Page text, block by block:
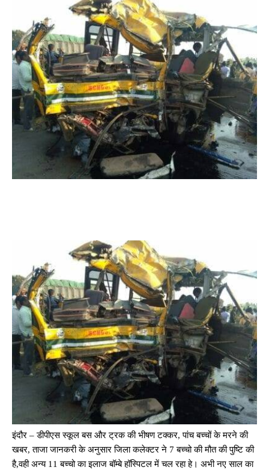
इंदौर – डीपीएस स्कूल बस और ट्रक की भीषण टक्कर, पांच बच्चों के मरने की
खबर, ताजा जानकरी के अनुसार जिला कलेक्टर ने 7 बच्चो की मौत की पुष्टि की
है,वही अन्य 11 बच्चो का इलाज बॉम्बे हॉस्पिटल में चल रहा हे। अभी नए साल का